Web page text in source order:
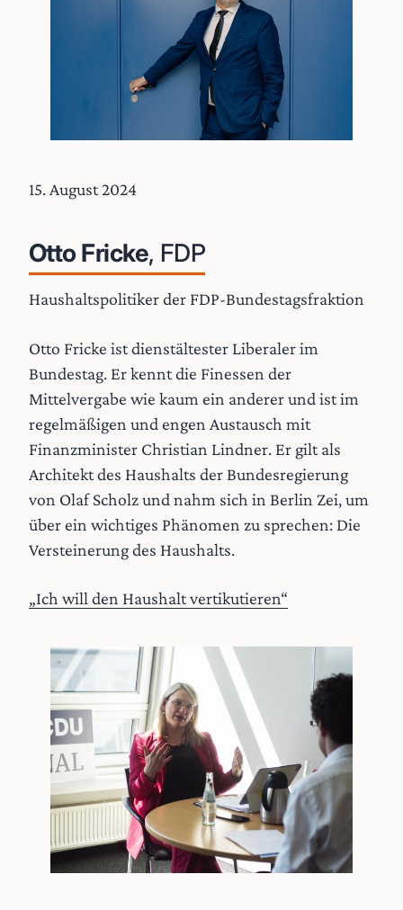
15. August 2024
Otto Fricke, FDP
Haushaltspolitiker der FDP-Bundestagsfraktion
Otto Fricke ist dienstältester Liberaler im
Bundestag. Er kennt die Finessen der
Mittelvergabe wie kaum ein anderer und ist im
regelmäßigen und engen Austausch mit
Finanzminister Christian Lindner. Er gilt als
Architekt des Haushalts der Bundesregierung
von Olaf Scholz und nahm sich in Berlin Zei, um
über ein wichtiges Phänomen zu sprechen: Die
Versteinerung des Haushalts.
„Ich will den Haushalt vertikutieren“